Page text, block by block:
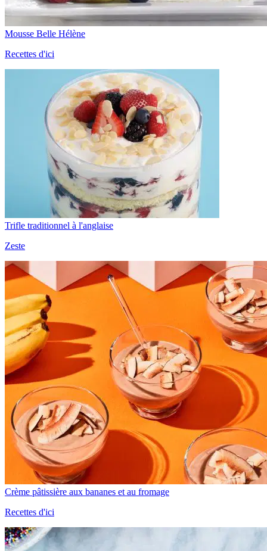
Mousse Belle Hélène
Recettes d'ici
Trifle traditionnel à l'anglaise
Zeste
Crème pâtissière aux bananes et au fromage
Recettes d'ici